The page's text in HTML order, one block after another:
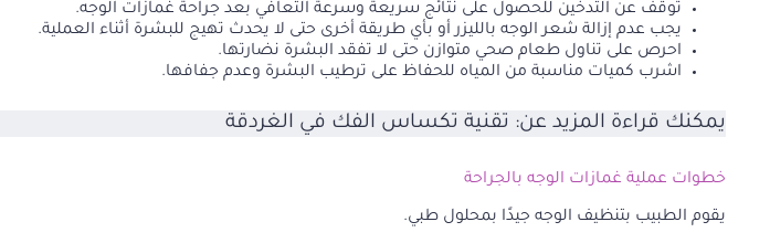
توقف عن التدخين للحصول على نتائج سريعة وسرعة التعافي بعد جراحة غمازات الوجه.
يجب عدم إزالة شعر الوجه بالليزر أو بأي طريقة أخرى حتى لا يحدث تهيج للبشرة أثناء العملية.
احرص على تناول طعام صحي متوازن حتى لا تفقد البشرة نضارتها.
اشرب كميات مناسبة من المياه للحفاظ على ترطيب البشرة وعدم جفافها.
يمكنك قراءة المزيد عن: تقنية تكساس الفك في الغردقة
خطوات عملية غمازات الوجه بالجراحة
يقوم الطبيب بتنظيف الوجه جيدًا بمحلول طبي.